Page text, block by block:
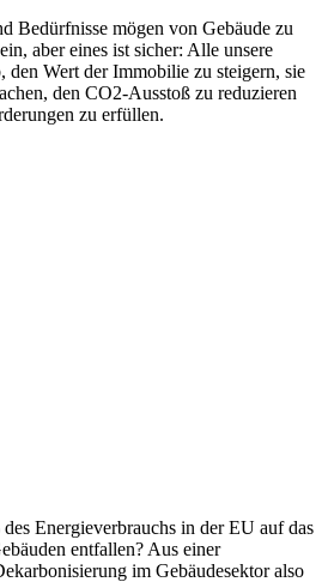
Bedürfnisse mögen von Gebäude zu
aber eines ist sicher: Alle unsere
den Wert der Immobilie zu steigern, sie
den CO2-Ausstoß zu reduzieren
zu erfüllen.
Energieverbrauchs in der EU auf das
entfallen? Aus einer
im Gebäudesektor also